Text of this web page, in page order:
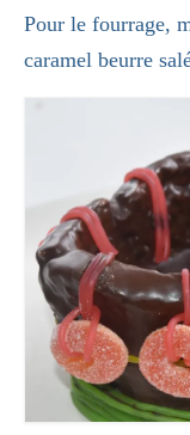
Pour le fourrage,
caramel beurre